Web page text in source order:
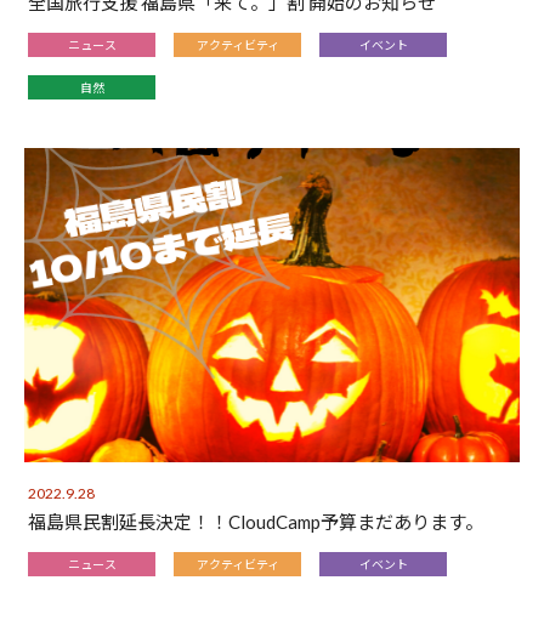
ニュース アクティビティ イベント
自然
2022.9.28
福島県民割延長決定！！CloudCamp予算まだあります。
ニュース アクティビティ イベント